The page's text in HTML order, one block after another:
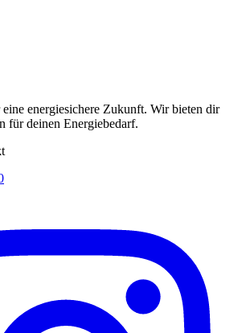
energiesichere Zukunft. Wir bieten dir
für deinen Energiebedarf.